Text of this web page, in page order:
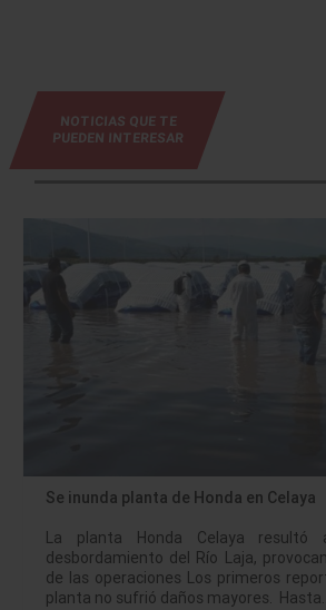
NOTICIAS QUE TE
PUEDEN INTERESAR
Se inunda planta de Honda en Celaya
La planta Honda Celaya resultó
desbordamiento del Río Laja,
de las operaciones Los primeros
planta no sufrió daños mayores.